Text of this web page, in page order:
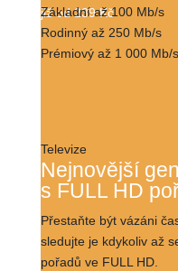
již od 239 Kč
Základní až 100 Mb/s
Rodinný až 250 Mb/s
Prémiový až 1 000 Mb/s
Televize
Nejnovější
s FULL HD
Přestaňte být vázáni
sledujte je kdykoliv až
pořadů ve FULL HD.